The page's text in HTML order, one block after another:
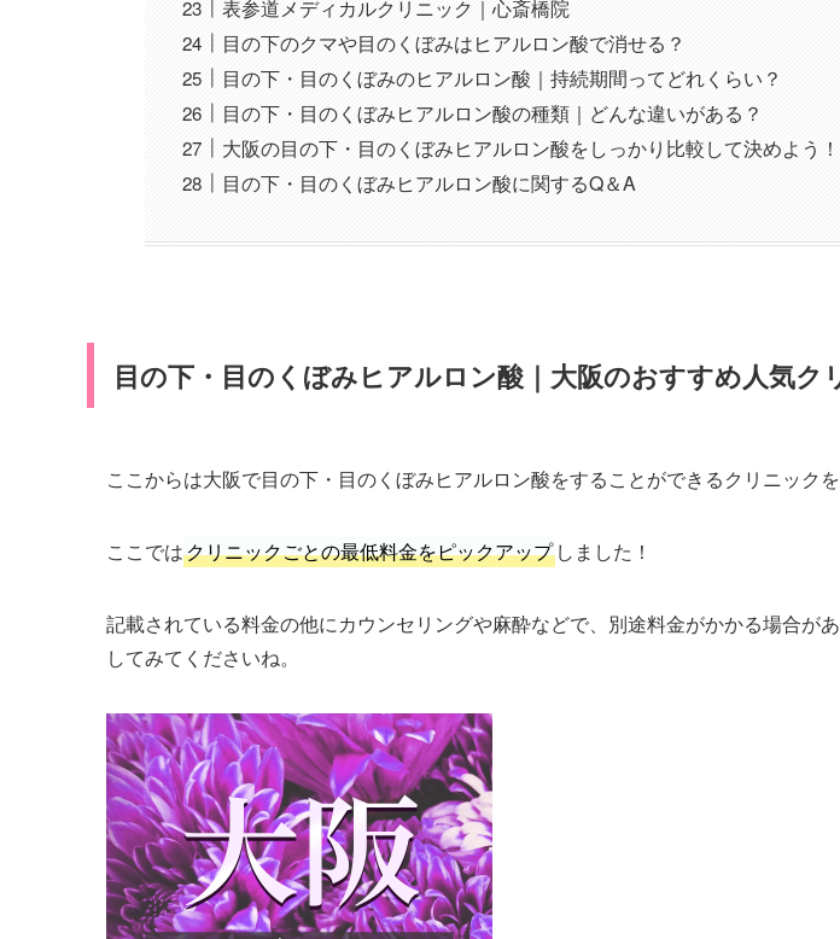
表参道メディカルクリニック｜心斎橋院
目の下のクマや目のくぼみはヒアルロン酸で消せる？
目の下・目のくぼみのヒアルロン酸｜持続期間ってどれくらい？
目の下・目のくぼみヒアルロン酸の種類｜どんな違いがある？
大阪の目の下・目のくぼみヒアルロン酸をしっかり比較して決めよう！
目の下・目のくぼみヒアルロン酸に関するQ＆A
目の下・目のくぼみヒアルロン酸｜大阪のおすすめ人気ク
ここからは大阪で目の下・目のくぼみヒアルロン酸をすることができるクリニックを
ここではクリニックごとの最低料金をピックアップ しました！
記載されている料金の他にカウンセリングや麻酔などで、別途料金がかかる場合が
してみてくださいね。